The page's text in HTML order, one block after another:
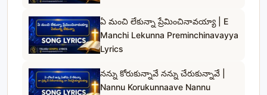
ఏ మంచి లేకున్నా ప్రేమించినావయ్యా | E
Manchi Lekunna Preminchinavayya
Lyrics
నన్ను కోరుకున్నావే నన్ను చేరుకున్నావే |
Nannu Korukunnaave Nannu